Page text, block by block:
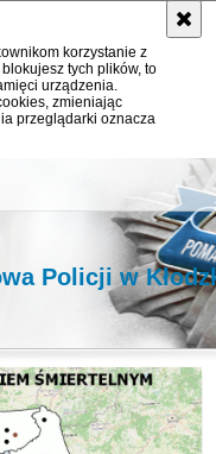
korzystanie z
tych plików, to
urządzenia.
zmieniając
przeglądarki oznacza
Policji w